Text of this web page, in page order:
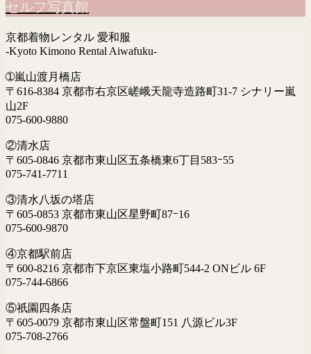
セルフ写真館
京都着物レンタル 愛和服
-Kyoto Kimono Rental Aiwafuku-
➀嵐山渡月橋店
〒616-8384 京都市右京区嵯峨天龍寺造路町31-7 シナリー嵐
山2F
075-600-9880
②清水店
〒605-0846 京都市東山区五条橋東6丁目583ｰ55
075-741-7711
③清水八坂の塔店
〒605-0853 京都市東山区星野町87ｰ16
075-600-9870
④京都駅前店
〒600-8216 京都市下京区東塩小路町544-2 ONビル 6F
075-744-6866
⑤祇園四条店
〒605-0079 京都市東山区常盤町151 八源ビル3F
075-708-2766